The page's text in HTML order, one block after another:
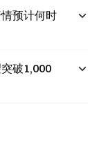
预计何时
破1,000